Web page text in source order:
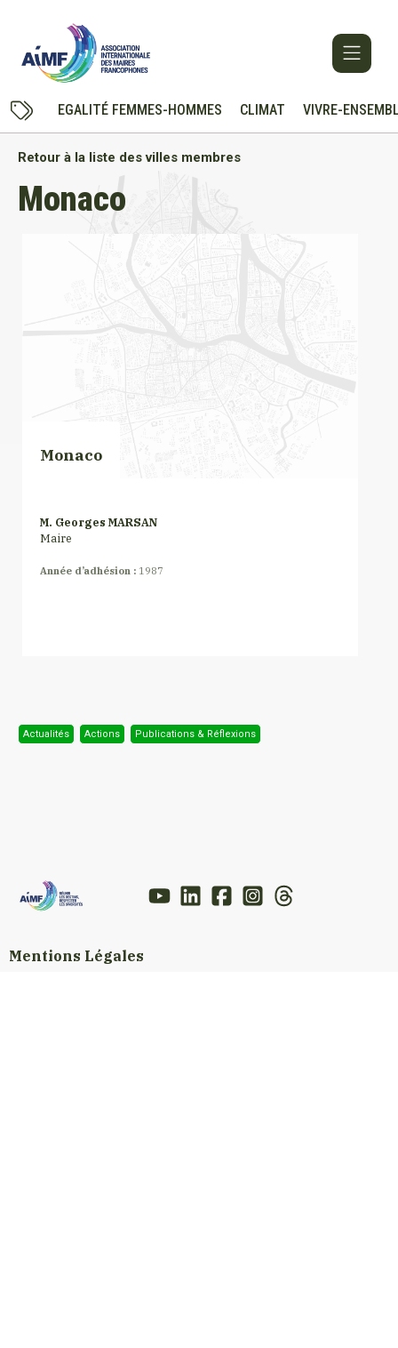
EGALITÉ FEMMES-HOMMES CLIMAT VIVRE-
Retour à la liste des villes membres
Monaco
Monaco
M. Georges MARSAN
Maire
Année d’adhésion : 1987
Actualités Actions Publications & Réflexions
Mentions Légales